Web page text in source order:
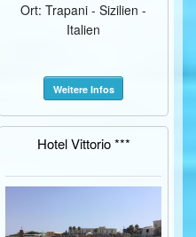
Ort: Trapani - Sizilien -
Italien
Weitere Infos
Hotel Vittorio ***